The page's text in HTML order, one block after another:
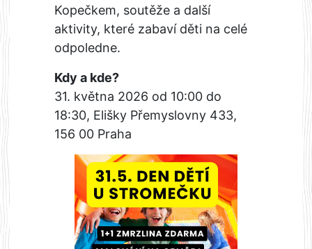
Kopečkem, soutěže a další
aktivity, které zabaví děti na celé
odpoledne.
Kdy a kde?
31. května 2026 od 10:00 do
18:30, Elišky Přemyslovny 433,
156 00 Praha